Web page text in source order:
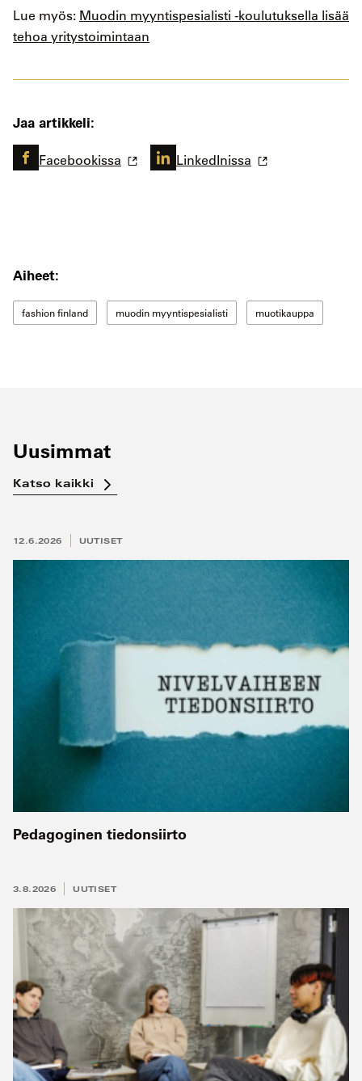
Aiheet:
fashion finland muodin myyntispesialisti muotikauppa
Lue myös: Muodin myyntispesialisti -koulutuksella lisää
tehoa yritystoimintaan
Jaa artikkeli:
Facebookissa LinkedInissa
Uusimmat
Katso kaikki
12.6.2026 UUTISET
Pedagoginen tiedonsiirto
3.8.2026 UUTISET